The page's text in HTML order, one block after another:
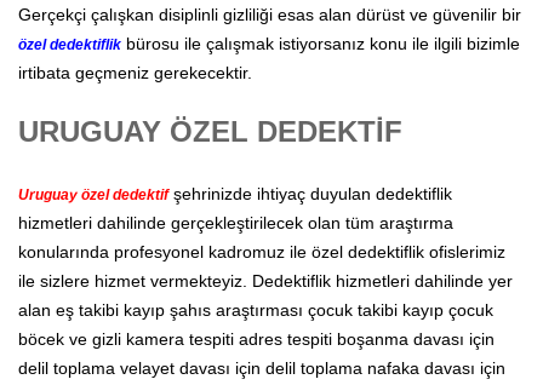
Gerçekçi çalışkan disiplinli gizliliği esas alan dürüst ve güvenilir bir
özel dedektiflik bürosu ile çalışmak istiyorsanız konu ile ilgili bizimle
irtibata geçmeniz gerekecektir.
URUGUAY ÖZEL DEDEKTİF
Uruguay özel dedektifşehrinizde ihtiyaç duyulan dedektiflik
hizmetleri dahilinde gerçekleştirilecek olan tüm araştırma
konularında profesyonel kadromuz ile özel dedektiflik ofislerimiz
ile sizlere hizmet vermekteyiz. Dedektiflik hizmetleri dahilinde yer
alan eş takibi kayıp şahıs araştırması çocuk takibi kayıp çocuk
böcek ve gizli kamera tespiti adres tespiti boşanma davası için
delil toplama velayet davası için delil toplama nafaka davası için